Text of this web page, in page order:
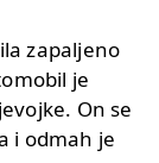
zapaljeno
je
On se
i odmah je